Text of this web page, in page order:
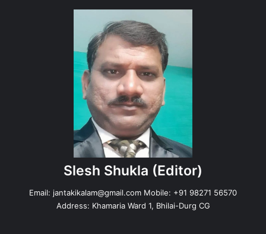
Slesh Shukla (Editor)
Email: jantakikalam@gmail.com Mobile: +91 98271 56570
Address: Khamaria Ward 1, Bhilai-Durg CG